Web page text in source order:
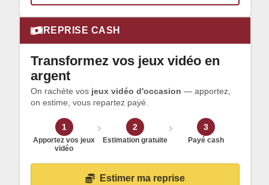
REPRISE CASH
Transformez vos jeux vidéo en
argent
On rachète vos jeux vidéo d'occasion — apportez,
on estime, vous repartez payé.
1
Apportez vos jeux
vidéo
2
Estimation gratuite
3
Payé cash
Estimer ma reprise